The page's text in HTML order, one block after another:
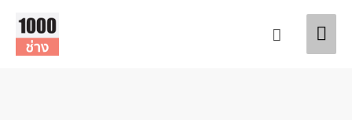
content
Search
Sale!
Sale!
Sale!price
was: